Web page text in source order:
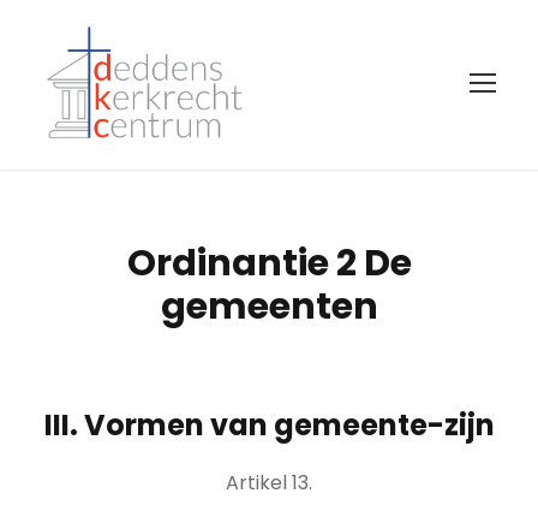
Ordinantie 2 De
gemeenten
III. Vormen van gemeente-zijn
Artikel 13.